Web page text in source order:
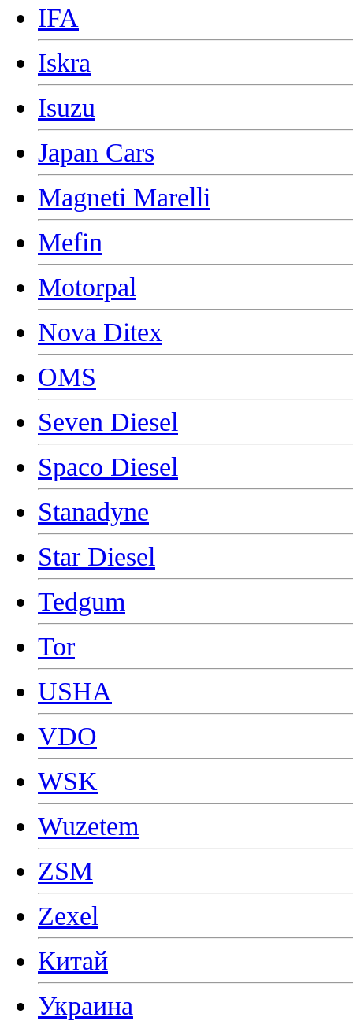
IFA
Iskra
Isuzu
Japan Cars
Magneti Marelli
Mefin
Motorpal
Nova Ditex
OMS
Seven Diesel
Spaco Diesel
Stanadyne
Star Diesel
Tedgum
Tor
USHA
VDO
WSK
Wuzetem
ZSM
Zexel
Китай
Украина